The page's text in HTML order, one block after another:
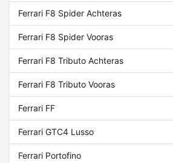
Ferrari F8 Spider Achteras
Ferrari F8 Spider Vooras
Ferrari F8 Tributo Achteras
Ferrari F8 Tributo Vooras
Ferrari FF
Ferrari GTC4 Lusso
Ferrari Portofino